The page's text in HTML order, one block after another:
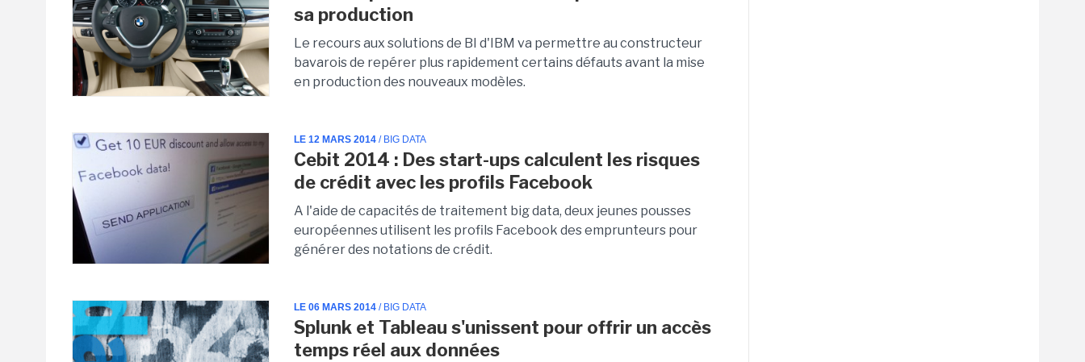
sa production
Le recours aux solutions de BI d'IBM va permettre au constructeur
bavarois de repérer plus rapidement certains défauts avant la mise
en production des nouveaux modèles.
LE 12 MARS 2014 / BIG DATA
Cebit 2014 : Des start-ups calculent les risques
de crédit avec les profils Facebook
A l'aide de capacités de traitement big data, deux jeunes pousses
européennes utilisent les profils Facebook des emprunteurs pour
générer des notations de crédit.
LE 06 MARS 2014 / BIG DATA
Splunk et Tableau s'unissent pour offrir un accès
temps réel aux données